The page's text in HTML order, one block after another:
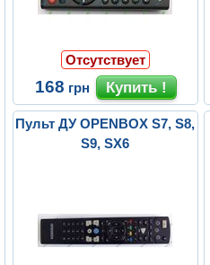
Отсутствует
168 грн
Пульт ДУ OPENBOX S7, S8,
S9, SX6